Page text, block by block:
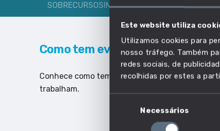
Este website utiliza
Utilizamos cookies para
nosso tráfego. Também
redes sociais, de
recolhidas por estes a
consentimento
Necessários
SOBRECURSOSINSCRITOS E DIPLOMADOS
Como tem evoluído o emprego
Conhece como tem evoluído o número de
trabalham.​​